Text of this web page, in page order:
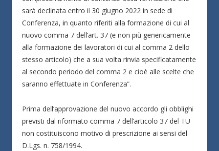
sarà declinata entro il 30 giugno 2022 in sede di
Conferenza, in quanto riferiti alla formazione di cui al
nuovo comma 7 dell’art. 37 (e non più genericamente
alla formazione dei lavoratori di cui al comma 2 dello
stesso articolo) che a sua volta rinvia specificatamente
al secondo periodo del comma 2 e cioè alle scelte che
saranno effettuate in Conferenza”.
Prima dell’approvazione del nuovo accordo gli obblighi
previsti dal riformato comma 7 dell’articolo 37 del TU
non costituiscono motivo di prescrizione ai sensi del
D.Lgs. n. 758/1994.